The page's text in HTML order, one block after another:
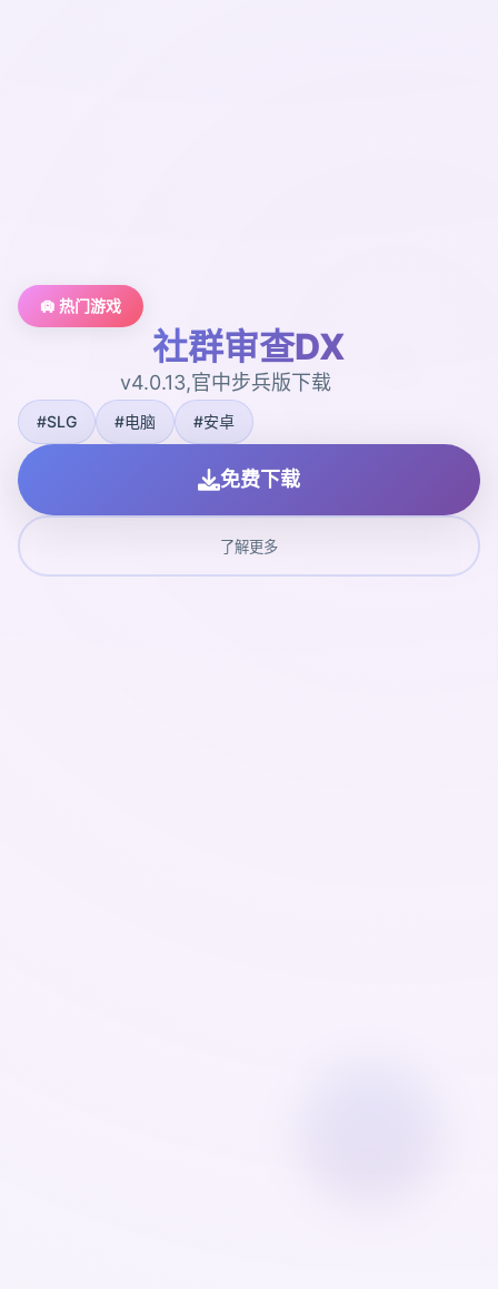
🛄 热门游戏
社群审查DX
v4.0.13,官中步兵版下载
#SLG #电脑 #安卓
免费下载
了解更多